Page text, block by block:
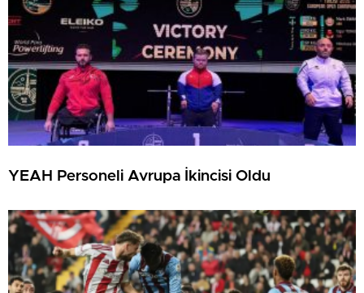
YEAH Personeli Avrupa İkincisi Oldu